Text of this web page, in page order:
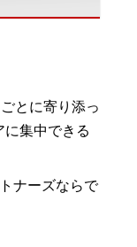
とに寄り添っ
集中できる
ナーズならで